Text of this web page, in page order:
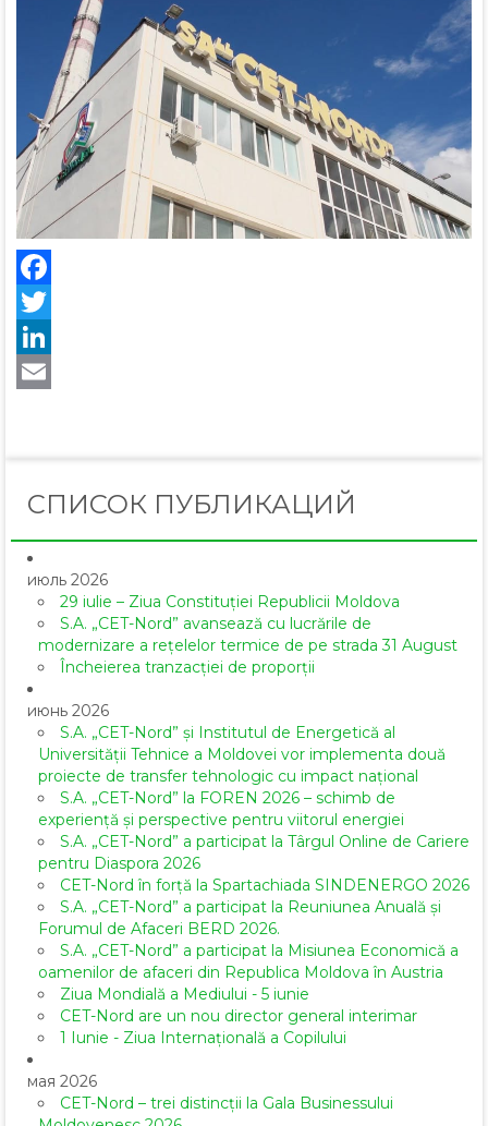
СПИСОК ПУБЛИКАЦИЙ
июль 2026
29 iulie – Ziua Constituției Republicii Moldova
S.A. „CET-Nord” avansează cu lucrările de
modernizare a rețelelor termice de pe strada 31 August
Încheierea tranzacției de proporții
июнь 2026
S.A. „CET-Nord” și Institutul de Energetică al
Universității Tehnice a Moldovei vor implementa două
proiecte de transfer tehnologic cu impact național
S.A. „CET-Nord” la FOREN 2026 – schimb de
experiență și perspective pentru viitorul energiei
S.A. „CET-Nord” a participat la Târgul Online de Cariere
pentru Diaspora 2026
CET-Nord în forță la Spartachiada SINDENERGO 2026
S.A. „CET-Nord” a participat la Reuniunea Anuală și
Forumul de Afaceri BERD 2026.
S.A. „CET-Nord” a participat la Misiunea Economică a
oamenilor de afaceri din Republica Moldova în Austria
Ziua Mondială a Mediului - 5 iunie
CET-Nord are un nou director general interimar
1 Iunie - Ziua Internațională a Copilului
мая 2026
CET-Nord – trei distincții la Gala Businessului